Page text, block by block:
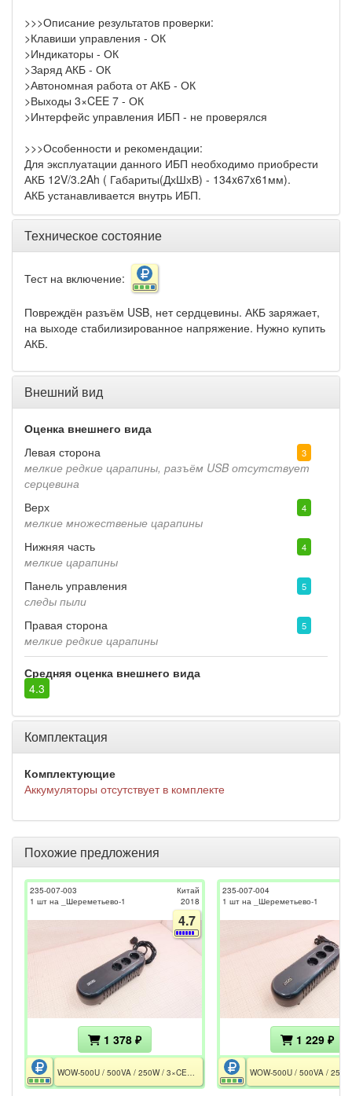
>>>Описание результатов проверки:
>Клавиши управления - ОК
>Индикаторы - ОК
>Заряд АКБ - ОК
>Автономная работа от АКБ - ОК
>Выходы 3×CEE 7 - ОК
>Интерфейс управления ИБП - не проверялся
>>>Особенности и рекомендации:
Для эксплуатации данного ИБП необходимо приобрести
АКБ 12V/3.2Ah ( Габариты(ДхШхВ) - 134x67x61мм).
АКБ устанавливается внутрь ИБП.
Техническое состояние
Тест на включение:
Повреждён разъём USB, нет сердцевины. АКБ заряжает,
на выходе стабилизированное напряжение. Нужно купить
АКБ.
Внешний вид
Оценка внешнего вида
Левая сторона
3
мелкие редкие царапины, разъём USB отсутствует
серцевина
Верх
4
мелкие множественые царапины
Нижняя часть
4
мелкие царапины
Панель управления
5
следы пыли
Правая сторона
5
мелкие редкие царапины
Средняя оценка внешнего вида
4.3
Комплектация
Комплектующие
Аккумуляторы отсутствует в комплекте
Похожие предложения
235-007-003
1 шт на _Шереметьево-1
Китай
2018
4.7
1 378 ₽
WOW-500U / 500VA / 250W / 3×CEE 7/7P / 1×АКБ 12V 3.3Ah / Без АКБ
235-007-004
1 шт на _Шереметьево-1
1 229 ₽